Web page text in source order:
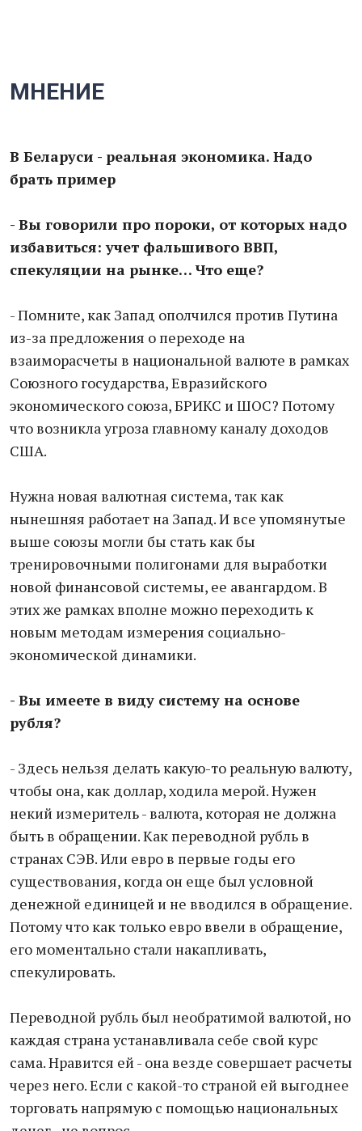
МНЕНИЕ
В Беларуси - реальная экономика. Надо
брать пример
- Вы говорили про пороки, от которых надо
избавиться: учет фальшивого ВВП,
спекуляции на рынке… Что еще?
- Помните, как Запад ополчился против Путина
из-за предложения о переходе на
взаиморасчеты в национальной валюте в рамках
Союзного государства, Евразийского
экономического союза, БРИКС и ШОС? Потому
что возникла угроза главному каналу доходов
США.
Нужна новая валютная система, так как
нынешняя работает на Запад. И все упомянутые
выше союзы могли бы стать как бы
тренировочными полигонами для выработки
новой финансовой системы, ее авангардом. В
этих же рамках вполне можно переходить к
новым методам измерения социально-
экономической динамики.
- Вы имеете в виду систему на основе
рубля?
- Здесь нельзя делать какую-то реальную валюту,
чтобы она, как доллар, ходила мерой. Нужен
некий измеритель - валюта, которая не должна
быть в обращении. Как переводной рубль в
странах СЭВ. Или евро в первые годы его
существования, когда он еще был условной
денежной единицей и не вводился в обращение.
Потому что как только евро ввели в обращение,
его моментально стали накапливать,
спекулировать.
Переводной рубль был необратимой валютой, но
каждая страна устанавливала себе свой курс
сама. Нравится ей - она везде совершает расчеты
через него. Если с какой-то страной ей выгоднее
торговать напрямую с помощью национальных